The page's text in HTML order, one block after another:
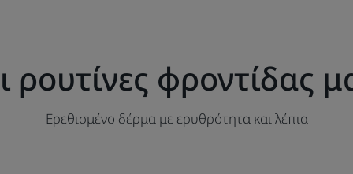
ρουτίνες φροντίδας
Ερεθισμένο δέρμα με ερυθρότητα και λέπια